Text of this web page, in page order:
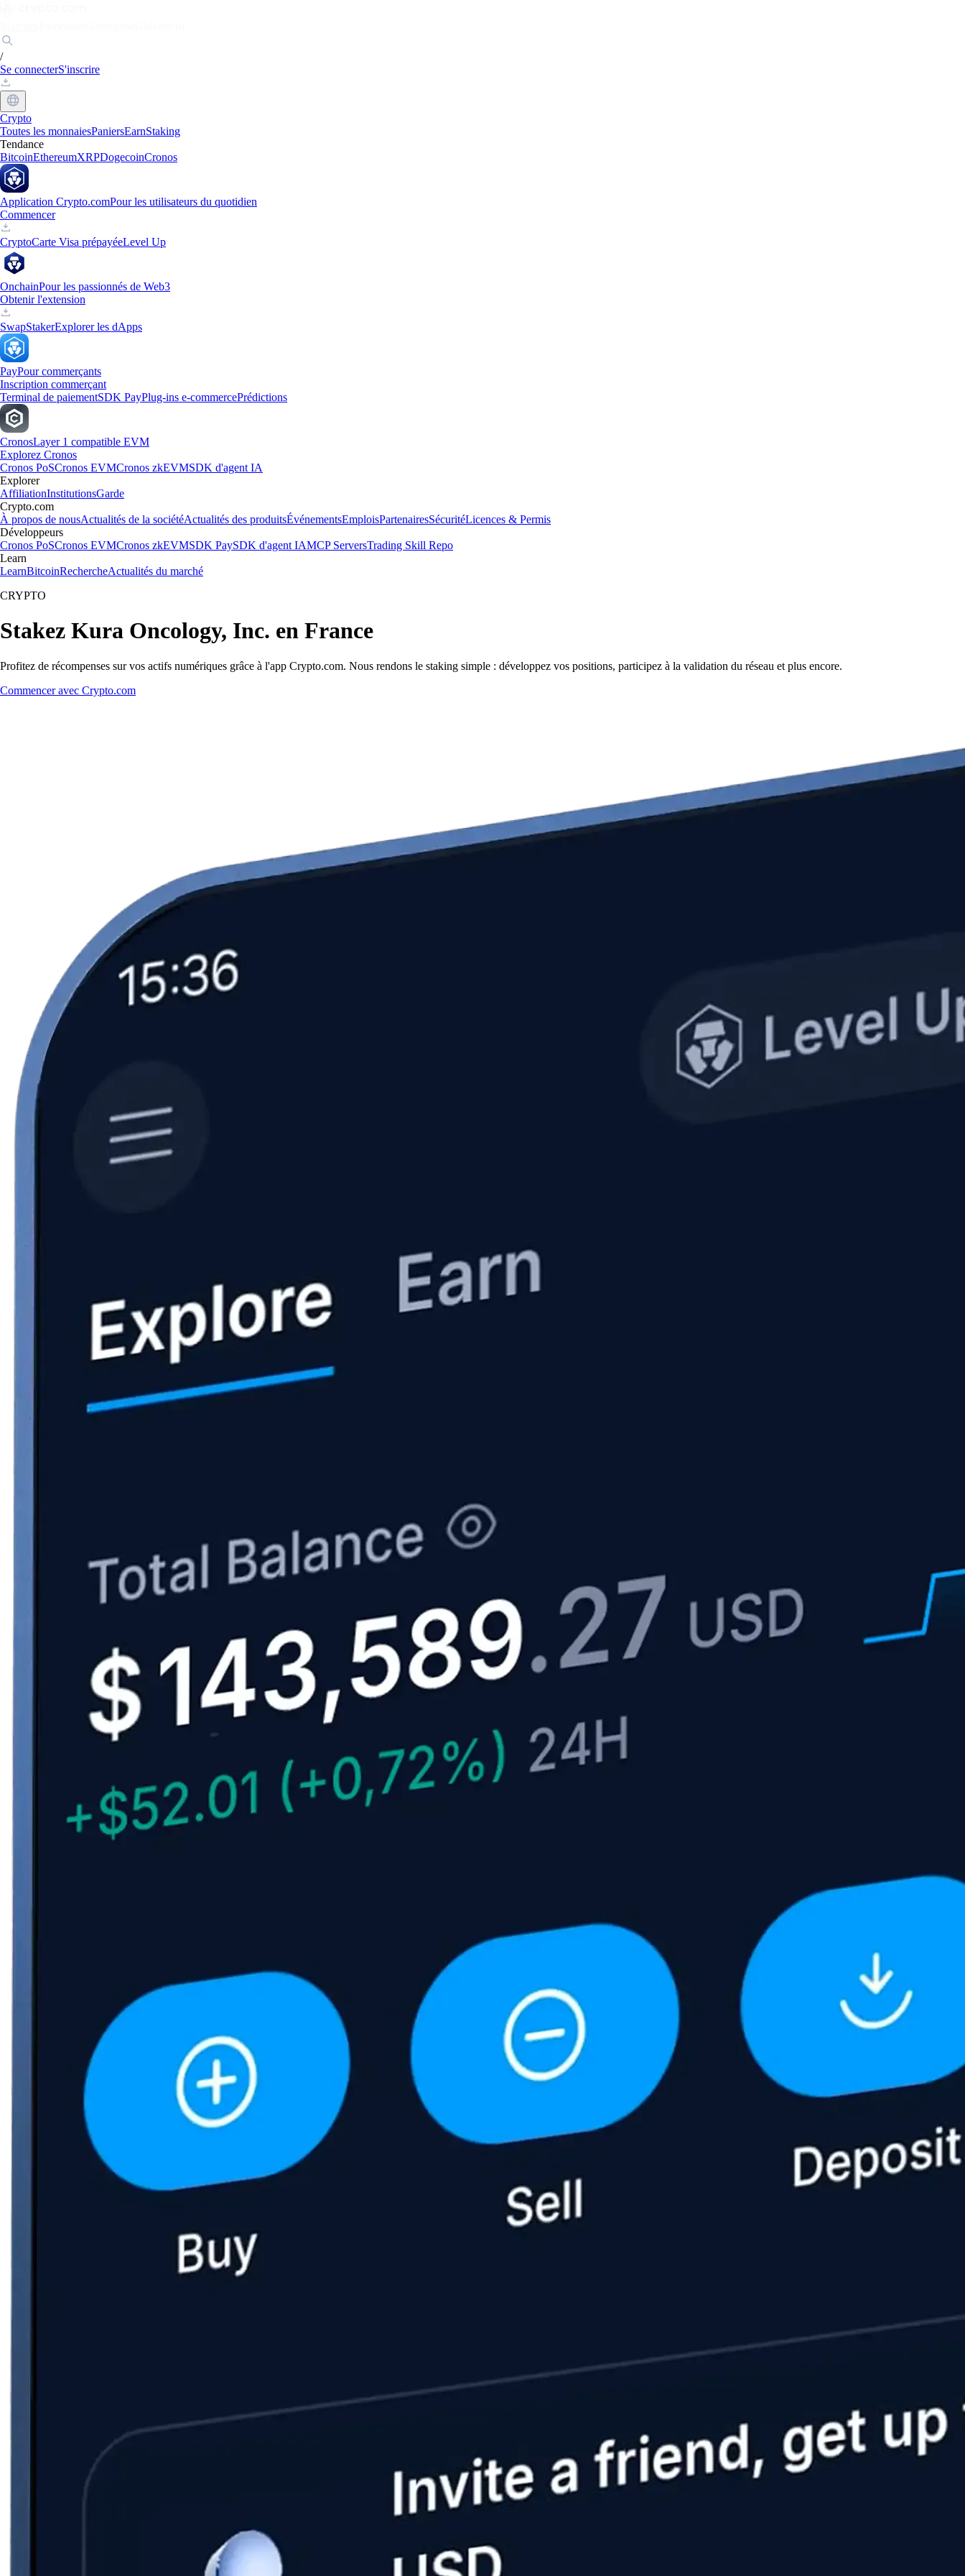
/
Se connecterS'inscrire
Crypto
Toutes les monnaiesPaniersEarnStaking
Tendance
BitcoinEthereumXRPDogecoinCronos
Application Crypto.comPour les utilisateurs du quotidien
Commencer
CryptoCarte Visa prépayéeLevel Up
OnchainPour les passionnés de Web3
Obtenir l'extension
SwapStakerExplorer les dApps
PayPour commerçants
Inscription commerçant
Terminal de paiementSDK PayPlug-ins e-commercePrédictions
CronosLayer 1 compatible EVM
Explorez Cronos
Cronos PoSCronos EVMCronos zkEVMSDK d'agent IA
Explorer
AffiliationInstitutionsGarde
Crypto.com
À propos de nousActualités de la sociétéActualités des produitsÉvénementsEmploisPartenairesSécuritéLicences & Permis
Développeurs
Cronos PoSCronos EVMCronos zkEVMSDK PaySDK d'agent IAMCP ServersTrading Skill Repo
Learn
LearnBitcoinRechercheActualités du marché
CRYPTO
Stakez Kura Oncology, Inc. en France
Profitez de récompenses sur vos actifs numériques grâce à l'app Crypto.com. Nous rendons le staking simple : développez vos positions, participez à la validation du réseau et plus encore.
Commencer avec Crypto.com